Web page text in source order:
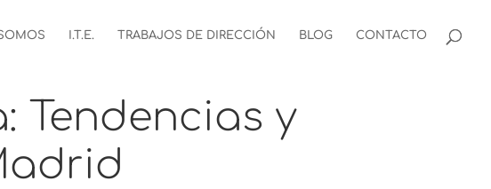
I.T.E. TRABAJOS DE DIRECCIÓN BLOG CONTACTO
Tendencias y